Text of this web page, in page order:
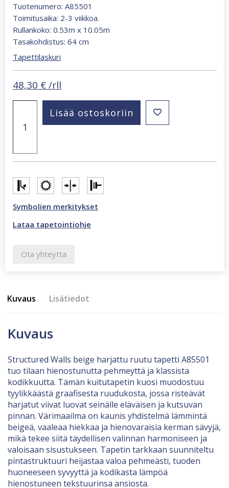
Tuotenumero: A85501
Toimitusaika: 2-3 viikkoa.
Rullankoko: 0.53m x 10.05m
Tasakohdistus: 64 cm
Tapettilaskuri
48,30 € /rll
beige
tapetti
määrä
Lisää ostoskoriin
Symbolien merkitykset
Lataa tapetointiohje
Ota yhteyttä
Kuvaus Lisätiedot
Kuvaus
Structured Walls beige harjattu ruutu tapetti A85501
tuo tilaan hienostunutta pehmeyttä ja klassista
kodikkuutta. Tämän kuitutapetin kuosi muodostuu
tyylikkäästä graafisesta ruudukosta, jossa risteävät
harjatut viivat luovat seinälle eläväisen ja kutsuvan
pinnan. Värimaailma on kaunis yhdistelmä lämmintä
beigeä, vaaleaa hiekkaa ja hienovaraisia kerman sävyjä,
mikä tekee siitä täydellisen valinnan harmoniseen ja
valoisaan sisustukseen. Tapetin tarkkaan suunniteltu
pintastruktuuri heijastaa valoa pehmeästi, tuoden
huoneeseen syvyyttä ja kodikasta lämpöä
hienostuneen tekstuurinsa ansiosta.